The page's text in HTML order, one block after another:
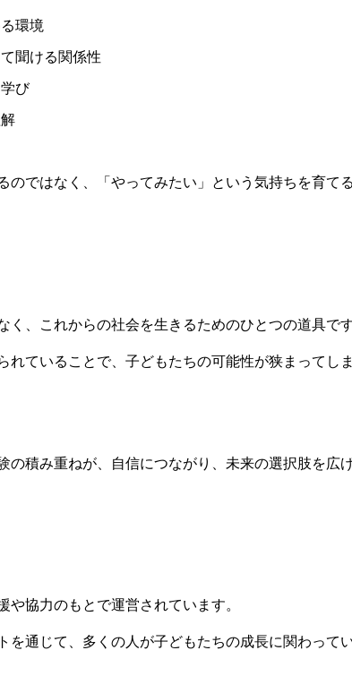
環境
聞ける関係性
び
のではなく、「やってみたい」という気持ちを育て
く、これからの社会を生きるためのひとつの道具です
れていることで、子どもたちの可能性が狭まってし
の積み重ねが、自信につながり、未来の選択肢を広
や協力のもとで運営されています。
を通じて、多くの人が子どもたちの成長に関わってい